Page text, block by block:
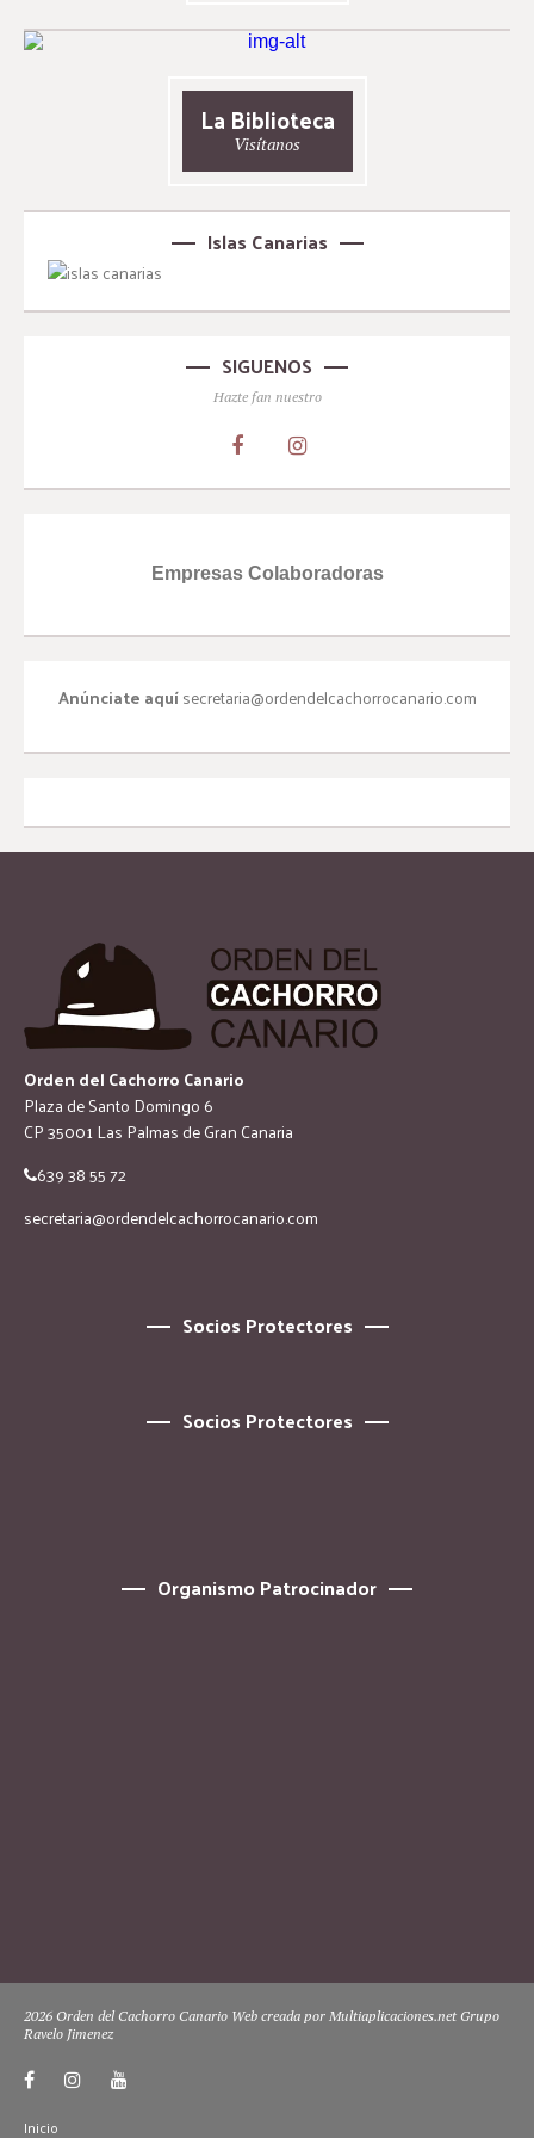
La Biblioteca
Visítanos
Islas Canarias
SIGUENOS
Hazte fan nuestro
Empresas Colaboradoras
Anúnciate aquísecretaria@ordendelcachorrocanario.com
Orden del Cachorro Canario
Plaza de Santo Domingo 6
CP 35001 Las Palmas de Gran Canaria
639 38 55 72
secretaria@ordendelcachorrocanario.com
Socios Protectores
Socios Protectores
Organismo Patrocinador
2026 Orden del Cachorro Canario Web creada por Multiaplicaciones.net Grupo
Ravelo Jimenez
Inicio